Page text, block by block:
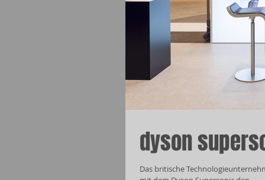
dyson
Das britische